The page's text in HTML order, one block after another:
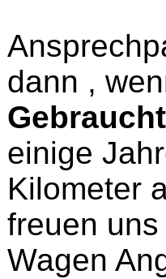
dann ,
einige
Kilometer
freuen
Wagen